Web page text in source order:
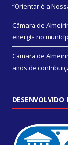
“Orientar é a
Câmara de
energia no
Câmara de
anos de
DESENVOLVIDO